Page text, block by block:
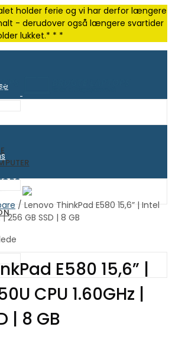
holder ferie og vi har derfor længere
- derudover også længere svartider
lukket.* * *
/ Lenovo ThinkPad E580 15,6” | Intel
256 GB SSD | 8 GB
E580 15,6” |
CPU 1.60GHz |
| 8 GB